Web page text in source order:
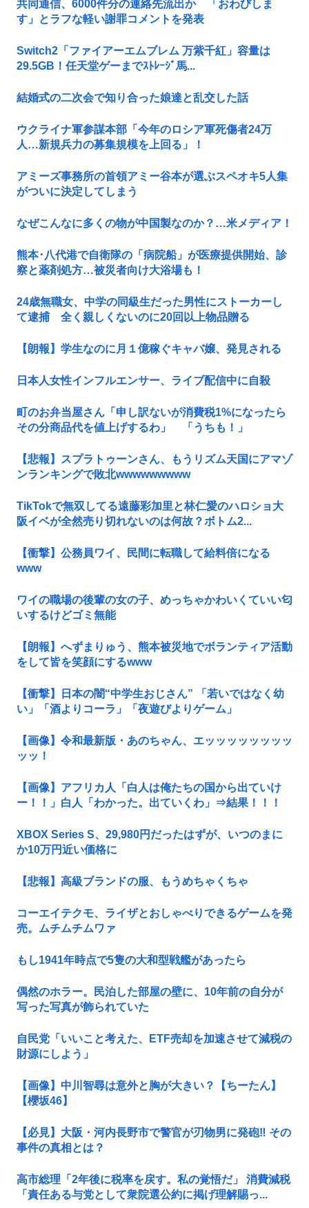
共同通信、6000件分の連絡先流出か 「おわびしま
す」とラフな軽い謝罪コメントを発表
Switch2「ファイアーエムブレム 万紫千紅」容量は
29.5GB！任天堂ゲーまでｽﾄﾚｰｼﾞ馬...
結婚式の二次会で知り合った娘達と乱交した話
ウクライナ軍参謀本部「今年のロシア軍死傷者24万
人…新規兵力の募集規模を上回る」！
アミーズ事務所の首領アミー谷本が選ぶスペオキ5人集
がついに決定してしまう
なぜこんなに多くの物が中国製なのか？…米メディア！
熊本･八代港で自衛隊の「病院船」が医療提供開始、診
察と薬剤処方…被災者向け大浴場も！
24歳無職女、中学の同級生だった男性にストーカーし
て逮捕 全く親しくないのに20回以上物品贈る
【朗報】学生なのに月１億稼ぐキャバ嬢、発見される
日本人女性インフルエンサー、ライブ配信中に自殺
町のお弁当屋さん「申し訳ないが消費税1%になったら
その分商品代を値上げするわ」 「うちも！」
【悲報】スプラトゥーンさん、もうリズム天国にアマゾ
ンランキングで敗北wwwwwwwww
TikTokで無双してる遠藤彩加里と林仁愛のハロショ大
阪イベが全然売り切れないのは何故？ボトム2...
【衝撃】公務員ワイ、民間に転職して給料倍になる
www
ワイの職場の後輩の女の子、めっちゃかわいくていい匂
いするけどゴミ無能
【朗報】へずまりゅう、熊本被災地でボランティア活動
をして皆を笑顔にするwww
【衝撃】日本の闇“中学生おじさん” 「若いではなく幼
い」「酒よりコーラ」「夜遊びよりゲーム」
【画像】令和最新版・あのちゃん、エッッッッッッッッ
ッッ！
【画像】アフリカ人「白人は俺たちの国から出ていけ
ー！！」白人「わかった。出ていくわ」⇒結果！！！
XBOX Series S、29,980円だったはずが、いつのまに
か10万円近い価格に
【悲報】高級ブランドの服、もうめちゃくちゃ
コーエイテクモ、ライザとおしゃべりできるゲームを発
売。ムチムチムワァ
もし1941年時点で5隻の大和型戦艦があったら
偶然のホラー。民泊した部屋の壁に、10年前の自分が
写った写真が飾られていた
自民党「いいこと考えた、ETF売却を加速させて減税の
財源にしよう」
【画像】中川智尋は意外と胸が大きい？【ちーたん】
【櫻坂46】
【必見】大阪・河内長野市で警官が刃物男に発砲‼ その
事件の真相とは？
高市総理「2年後に税率を戻す。私の覚悟だ」 消費減税
「責任ある与党として衆院選公約に掲げ理解賜っ...